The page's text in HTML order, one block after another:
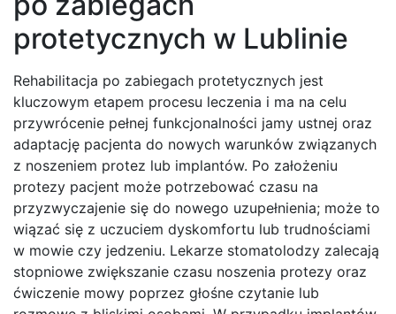
protetycznych w Lublinie
Rehabilitacja po zabiegach protetycznych jest
kluczowym etapem procesu leczenia i ma na celu
przywrócenie pełnej funkcjonalności jamy ustnej oraz
adaptację pacjenta do nowych warunków związanych
z noszeniem protez lub implantów. Po założeniu
protezy pacjent może potrzebować czasu na
przyzwyczajenie się do nowego uzupełnienia; może to
wiązać się z uczuciem dyskomfortu lub trudnościami
w mowie czy jedzeniu. Lekarze stomatolodzy zalecają
stopniowe zwiększanie czasu noszenia protezy oraz
ćwiczenie mowy poprzez głośne czytanie lub